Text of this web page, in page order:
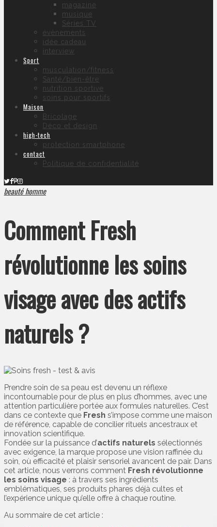
magazine
musique
Séries TV
évènements
idée cadeau
interview
Sport
musculation/fitness
Santé/bien-être
nutrition sportive
soins pour sportifs
Maison
Bricolage
Déco et design
high-tech
protection smartphone
contact
Politique de confidentialité
beauté homme
Comment Fresh
révolutionne les soins
visage avec des actifs
naturels ?
Prendre soin de sa peau est devenu un réflexe
incontournable pour de plus en plus d’hommes, avec une
attention particulière portée aux formules naturelles. C’est
dans ce contexte que Fresh s’impose comme une maison
de référence, capable de concilier rituels ancestraux et
innovation scientifique.
Fondée sur la puissance d’actifs naturels sélectionnés
avec exigence, la marque propose une vision raffinée du
soin, où efficacité et plaisir sensoriel avancent de pair. Dans
cet article, nous verrons comment Fresh révolutionne
les soins visage : à travers ses ingrédients
emblématiques, ses produits phares déjà cultes et
l’expérience unique qu’elle offre à chaque routine.
Au sommaire de cet article :